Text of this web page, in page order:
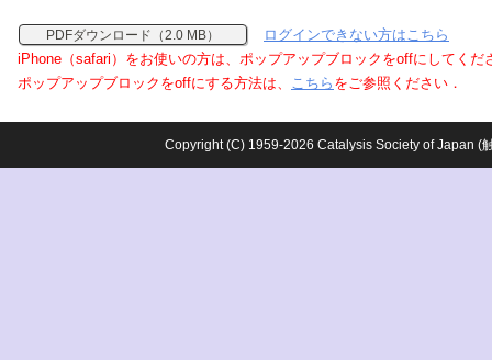
PDFダウンロード（2.0 MB）
ログインできない方はこちら
iPhone（safari）をお使いの方は、ポップアップブロックをoffにしてくだ
ポップアップブロックをoffにする方法は、 こちら をご参照ください．
Copyright (C) 1959-2026 Catalysis Society of Japan (